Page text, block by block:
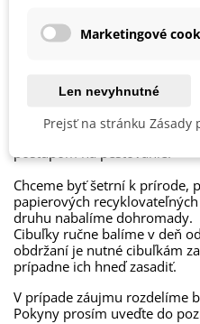
Každý druh cibuliek je
postupom na pestovanie.
Chceme byť šetrní k prírode,
papierových
druhu nabalíme dohromady.
Cibuľky ručne balíme v deň
obdržaní je nutné cibuľkám
prípadne ich hneď zasadiť.
V prípade záujmu rozdelíme
Pokyny prosím uveďte do
Marketingové
Len nevyhnutné
Prejsť na stránku Zásady